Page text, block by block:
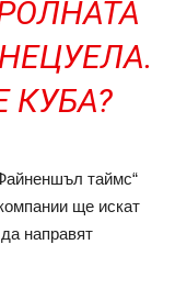
КУБА?
таймс“
ще искат
направят